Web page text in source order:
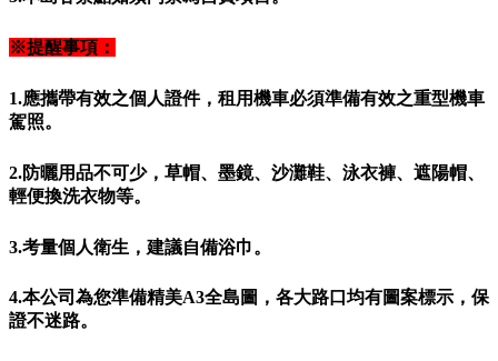
※提醒事項：
1.應攜帶有效之個人證件，租用機車必須準備有效之重型機車
駕照。
2.防曬用品不可少，草帽、墨鏡、沙灘鞋、泳衣褲、遮陽帽、
輕便換洗衣物等。
3.考量個人衛生，建議自備浴巾。
4.本公司為您準備精美A3全島圖，各大路口均有圖案標示，保
證不迷路。